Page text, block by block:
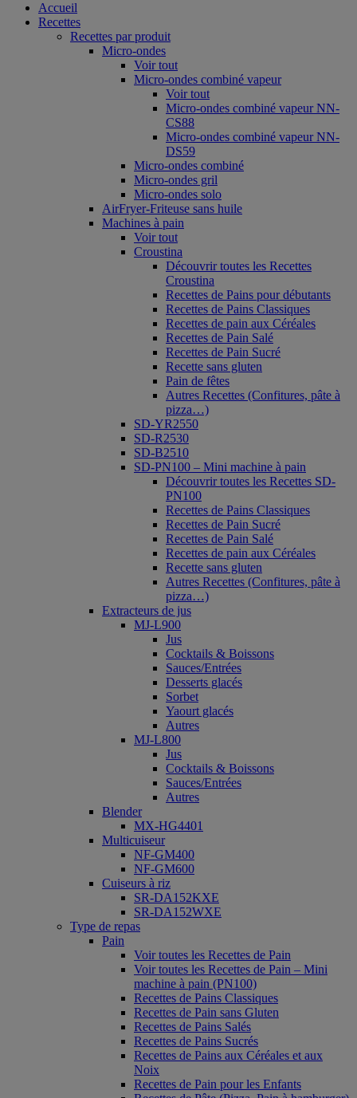
Accueil
Recettes
Recettes par produit
Micro-ondes
Voir tout
Micro-ondes combiné vapeur
Voir tout
Micro-ondes combiné vapeur NN-
CS88
Micro-ondes combiné vapeur NN-
DS59
Micro-ondes combiné
Micro-ondes gril
Micro-ondes solo
AirFryer-Friteuse sans huile
Machines à pain
Voir tout
Croustina
Découvrir toutes les Recettes
Croustina
Recettes de Pains pour débutants
Recettes de Pains Classiques
Recettes de pain aux Céréales
Recettes de Pain Salé
Recettes de Pain Sucré
Recette sans gluten
Pain de fêtes
Autres Recettes (Confitures, pâte à
pizza…)
SD-YR2550
SD-R2530
SD-B2510
SD-PN100 – Mini machine à pain
Découvrir toutes les Recettes SD-
PN100
Recettes de Pains Classiques
Recettes de Pain Sucré
Recettes de Pain Salé
Recettes de pain aux Céréales
Recette sans gluten
Autres Recettes (Confitures, pâte à
pizza…)
Extracteurs de jus
MJ-L900
Jus
Cocktails & Boissons
Sauces/Entrées
Desserts glacés
Sorbet
Yaourt glacés
Autres
MJ-L800
Jus
Cocktails & Boissons
Sauces/Entrées
Autres
Blender
MX-HG4401
Multicuiseur
NF-GM400
NF-GM600
Cuiseurs à riz
SR-DA152KXE
SR-DA152WXE
Type de repas
Pain
Voir toutes les Recettes de Pain
Voir toutes les Recettes de Pain – Mini
machine à pain (PN100)
Recettes de Pains Classiques
Recettes de Pain sans Gluten
Recettes de Pains Salés
Recettes de Pains Sucrés
Recettes de Pains aux Céréales et aux
Noix
Recettes de Pain pour les Enfants